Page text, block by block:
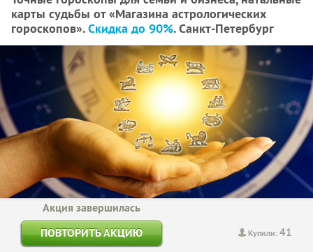
карты судьбы от «Магазина астрологических
гороскопов».Скидка до 90%. Санкт-Петербург
Купили:41
Акция завершилась
ПОВТОРИТЬ АКЦИЮ